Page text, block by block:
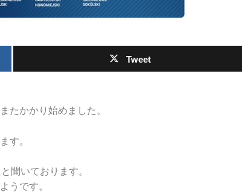
Tweet
たかかり始めました。
す。
聞いております。
うです。